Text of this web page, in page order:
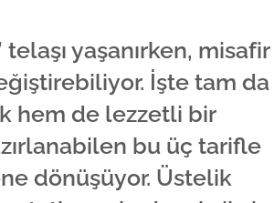
yaşanırken, misafir
İşte tam da
hem de lezzetli bir
bu üç tarifle
dönüşüyor. Üstelik